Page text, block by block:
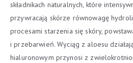
składnikach naturalnych, które
przywracają skórze równowagę
procesami starzenia się skóry,
i przebarwień. Wyciąg z aloesu
hialuronowym przynosi z